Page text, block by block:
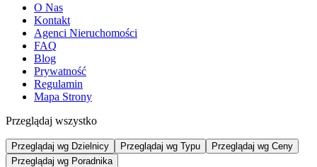
O Nas
Kontakt
Agenci Nieruchomości
FAQ
Blog
Prywatność
Regulamin
Mapa Strony
Przeglądaj wszystko
Przeglądaj wg Dzielnicy Przeglądaj wg Typu
Przeglądaj wg Ceny
Przeglądaj wg Poradnika